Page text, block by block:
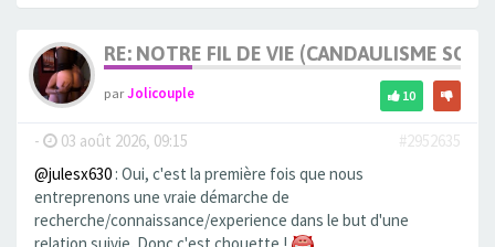
RE: NOTRE FIL DE VIE (CANDAULISME
parJolicouple 10
- 03 août 2026, 09:15
#2952635
@julesx630 : Oui, c'est la première fois que nous
entreprenons une vraie démarche de
recherche/connaissance/experience dans le but d'une